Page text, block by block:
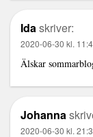
Idaskriver:
2020-06-30 kl.
Älskar
Johanna
2020-06-30 kl.